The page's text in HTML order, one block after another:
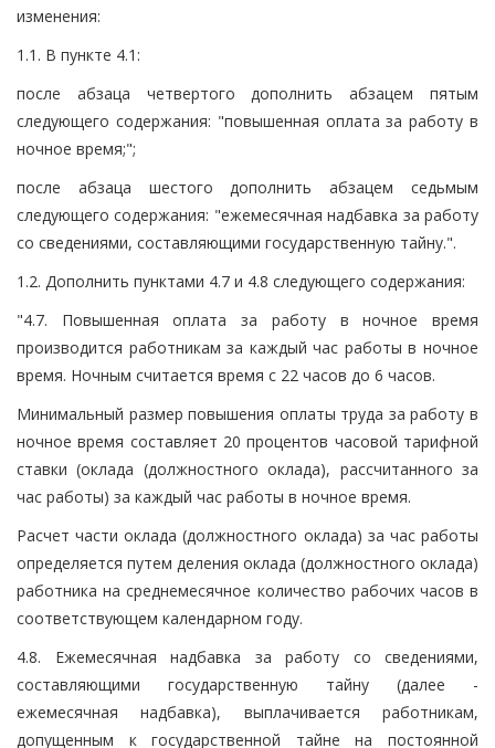
изменения:
1.1. В пункте 4.1:
после абзаца четвертого дополнить абзацем пятым
следующего содержания: "повышенная оплата за работу в
ночное время;";
после абзаца шестого дополнить абзацем седьмым
следующего содержания: "ежемесячная надбавка за работу
со сведениями, составляющими государственную тайну.".
1.2. Дополнить пунктами 4.7 и 4.8 следующего содержания:
"4.7. Повышенная оплата за работу в ночное время
производится работникам за каждый час работы в ночное
время. Ночным считается время с 22 часов до 6 часов.
Минимальный размер повышения оплаты труда за работу в
ночное время составляет 20 процентов часовой тарифной
ставки (оклада (должностного оклада), рассчитанного за
час работы) за каждый час работы в ночное время.
Расчет части оклада (должностного оклада) за час работы
определяется путем деления оклада (должностного оклада)
работника на среднемесячное количество рабочих часов в
соответствующем календарном году.
4.8. Ежемесячная надбавка за работу со сведениями,
составляющими государственную тайну (далее -
ежемесячная надбавка), выплачивается работникам,
допущенным к государственной тайне на постоянной